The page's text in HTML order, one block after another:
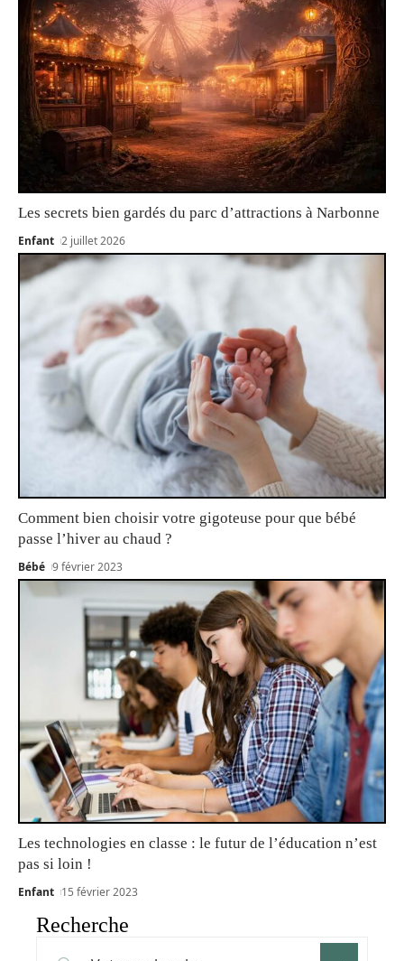
Les secrets bien gardés du parc d’attractions à Narbonne
Enfant 2 juillet 2026
Comment bien choisir votre gigoteuse pour que bébé
passe l’hiver au chaud ?
Bébé 9 février 2023
Les technologies en classe : le futur de l’éducation n’est
pas si loin !
Enfant 15 février 2023
Recherche